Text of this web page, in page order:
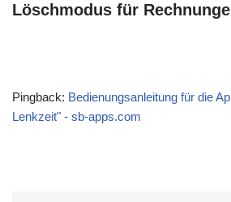
Löschmodus für
Pingback: Bedienungsanleitung für die
Lenkzeit" - sb-apps.com